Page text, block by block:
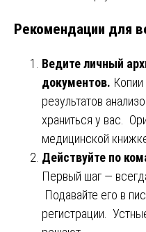
Рекомендации для
Ведите личный
документов.
результатов
храниться у вас.
медицинской
Действуйте по
Первый шаг —
Подавайте его в
регистрации.